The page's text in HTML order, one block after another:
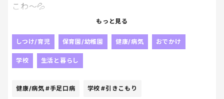
こわ～💦
もらってこないでほしい～
また引きこもりたくない😂
アルコールは効かないとか⚡
暑すぎて外遊びがしづらくなるこの季節にね～
もっと見る
しつけ/育児 保育園/幼稚園 健康/病気 おでかけ
学校 生活と暮らし
健康/病気 #手足口病 学校 #引きこもり